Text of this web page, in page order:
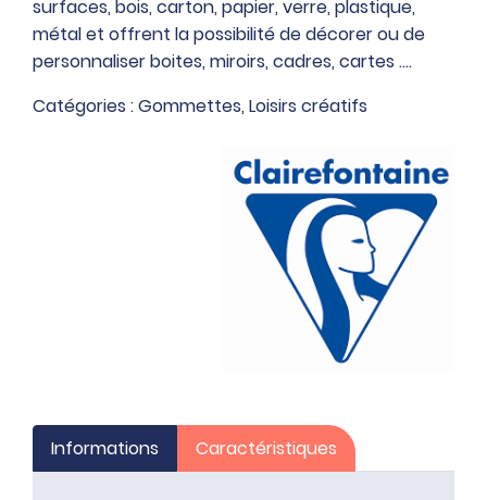
cooky
thème
fantaisie
surfaces, bois, carton, papier, verre, plastique,
métal et offrent la possibilité de décorer ou de
personnaliser boites, miroirs, cadres, cartes ….
Catégories :Gommettes, Loisirs créatifs
Informations Caractéristiques